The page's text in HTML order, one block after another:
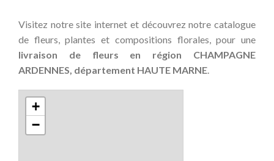
Visitez notre site internet et découvrez notre catalogue
de fleurs, plantes et compositions florales, pour une
livraison de fleurs en région CHAMPAGNE
ARDENNES, département HAUTE MARNE.
+
−